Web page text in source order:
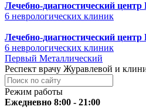
Лечебно-диагностический центр
6 неврологических клиник
Лечебно-диагностический центр
6 неврологических клиник
Первый Металлический
Респект врачу Журавлевой и
Режим работы
Ежедневно 8:00 - 21:00